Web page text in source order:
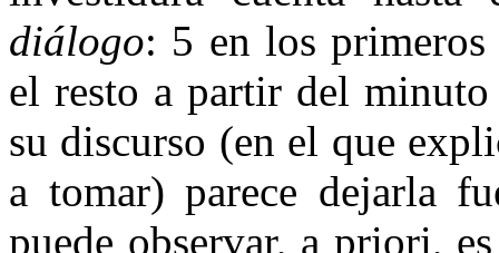
diálogo: 5 en los
el resto a partir del
su discurso (en el que
a tomar) parece dejarla
puede observar, a priori,